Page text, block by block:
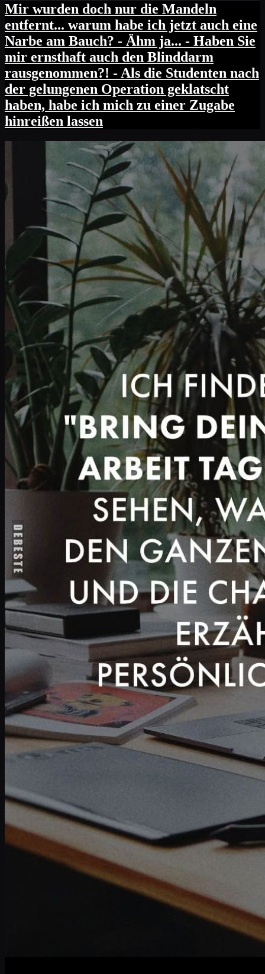
Mir wurden doch nur die Mandeln
entfernt... warum habe ich jetzt auch eine
Narbe am Bauch? - Ähm ja... - Haben Sie
mir ernsthaft auch den Blinddarm
rausgenommen?! - Als die Studenten nach
der gelungenen Operation geklatscht
haben, habe ich mich zu einer Zugabe
hinreißen lassen